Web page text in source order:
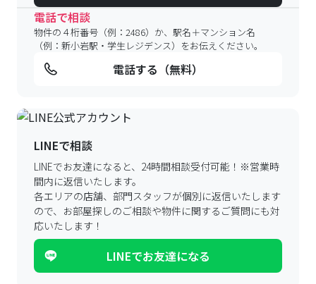
電話で相談
物件の４桁番号（例：2486）か、駅名＋マンション名
（例：新小岩駅・学生レジデンス）をお伝えください。
電話する（無料）
LINEで相談
LINEでお友達になると、24時間相談受付可能！ ※営業時
間内に返信いたします。
各エリアの店舗、部門スタッフが個別に返信いたします
ので、 お部屋探しのご相談や物件に関するご質問にも対
応いたします！
LINEでお友達になる